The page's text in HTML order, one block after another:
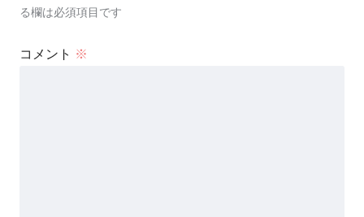
る欄は必須項目です
コメント ※